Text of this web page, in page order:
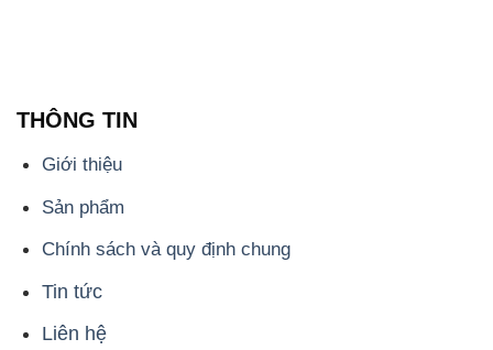
Chính sách và quy định chung
Tin tức
Liên hệ
📞
PHÒNG KINH DOANH - CÔNG TY HÓA CHẤT
ĐẮC TRƯỜNG PHÁT